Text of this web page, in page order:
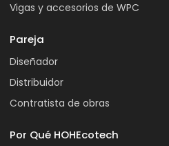
Vigas y accesorios de WPC
Pareja
Diseñador
Distribuidor
Contratista de obras
Por Qué HOHEcotech